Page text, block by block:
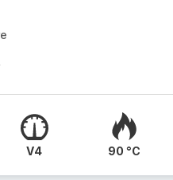
V4 90 °C